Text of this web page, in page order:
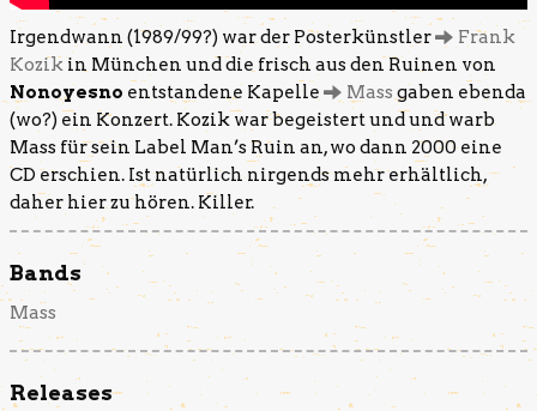
Irgendwann (1989/99?) war der Posterkünstler
Frank
Kozikin München und die frisch aus den Ruinen von
Nonoyesno entstandene Kapelle Mass gaben ebenda
(wo?) ein Konzert. Kozik war begeistert und und warb
Mass für sein Label Man’s Ruin an, wo dann 2000 eine
CD erschien. Ist natürlich nirgends mehr erhältlich,
daher hier zu hören. Killer.
Bands
Mass
Releases